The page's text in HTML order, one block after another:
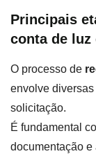
Principais
conta de luz
O processo de
envolve
solicitação.
É fundamental
documentação e